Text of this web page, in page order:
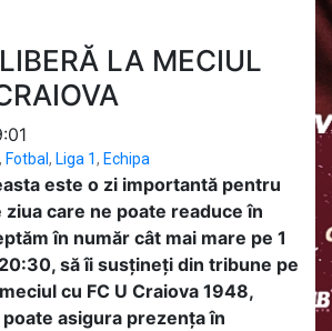
LA MECIUL
, Fotbal , Liga 1, Echipa
este o zi importantă pentru
care ne poate readuce în
în număr cât mai mare pe 1
să îi susțineți din tribune pe
cu FC U Craiova 1948,
asigura prezența în